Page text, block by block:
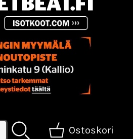
Ostoskori